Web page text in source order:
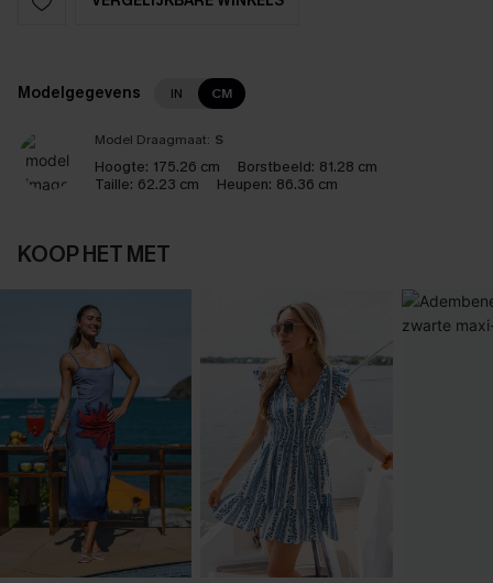
Modelgegevens IN CM
Model Draagmaat: S
Hoogte: 175.26 cm Borstbeeld: 81.28 cm
Taille: 62.23 cm Heupen: 86.36 cm
KOOP HET MET